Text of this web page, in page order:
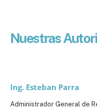
Nuestras
Ing. Esteban Parra
Administrador General de